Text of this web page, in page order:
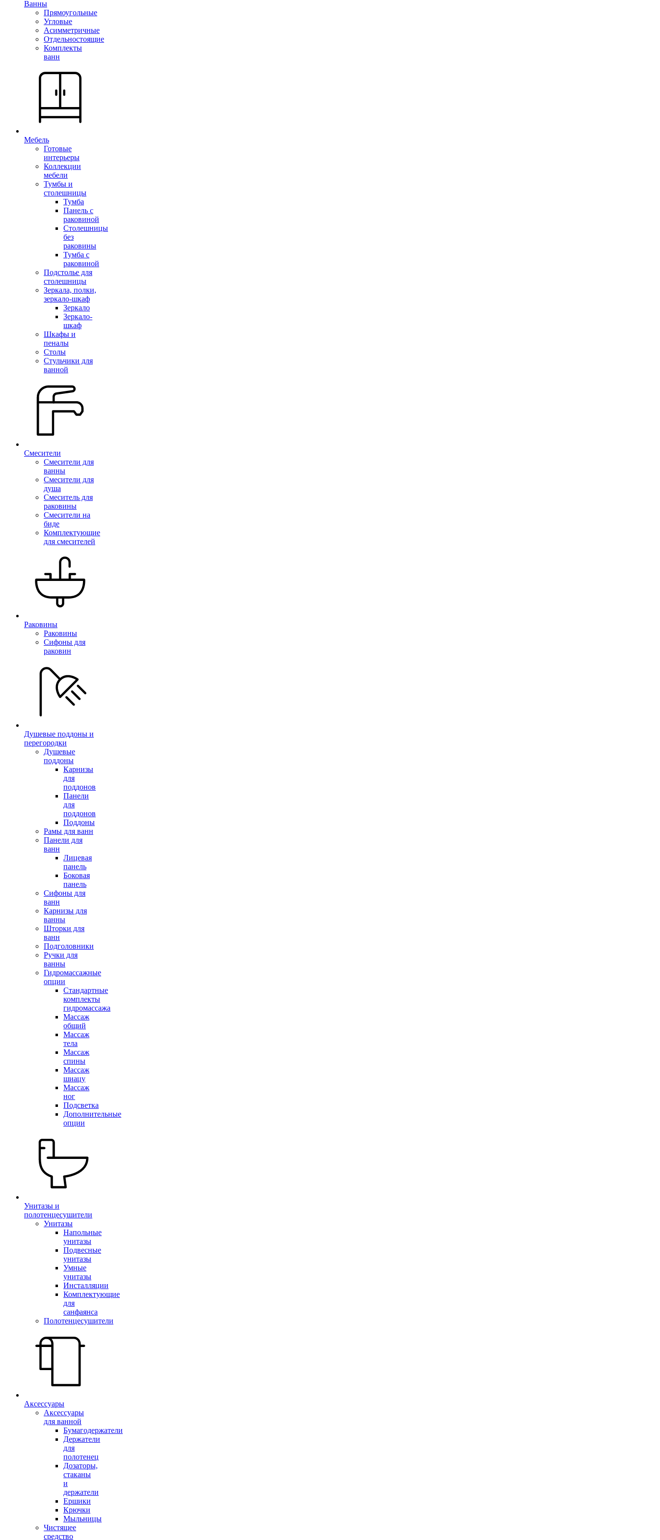
Ванны
Прямоугольные
Угловые
Асимметричные
Отдельностоящие
Комплекты
ванн
Мебель
Готовые
интерьеры
Коллекции
мебели
Тумбы и
столешницы
Тумба
Панель с
раковиной
Столешницы
без
раковины
Тумба с
раковиной
Подстолье для
столешницы
Зеркала, полки,
зеркало-шкаф
Зеркало
Зеркало-
шкаф
Шкафы и
пеналы
Столы
Стульчики для
ванной
Смесители
Смесители для
ванны
Смесители для
душа
Смеситель для
раковины
Смесители на
биде
Комплектующие
для смесителей
Раковины
Раковины
Сифоны для
раковин
Душевые поддоны и
перегородки
Душевые
поддоны
Карнизы
для
поддонов
Панели
для
поддонов
Поддоны
Рамы для ванн
Панели для
ванн
Лицевая
панель
Боковая
панель
Сифоны для
ванн
Карнизы для
ванны
Шторки для
ванн
Подголовники
Ручки для
ванны
Гидромассажные
опции
Стандартные
комплекты
гидромассажа
Массаж
общий
Массаж
тела
Массаж
спины
Массаж
шиацу
Массаж
ног
Подсветка
Дополнительные
опции
Унитазы и
полотенцесушители
Унитазы
Напольные
унитазы
Подвесные
унитазы
Умные
унитазы
Инсталляции
Комплектующие
для
санфаянса
Полотенцесушители
Аксессуары
Аксессуары
для ванной
Бумагодержатели
Держатели
для
полотенец
Дозаторы,
стаканы
и
держатели
Ершики
Крючки
Мыльницы
Чистящее
средство